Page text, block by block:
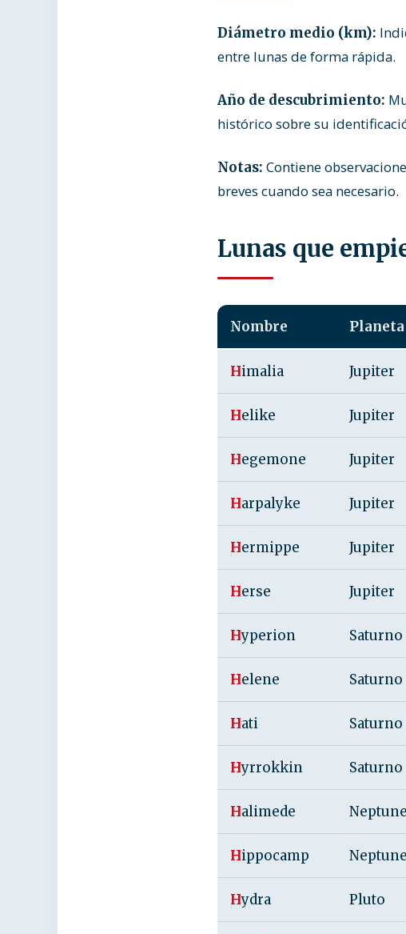
Diámetro medio (km):
entre lunas de forma rápida.
Año de descubrimiento:
histórico sobre su
Notas: Contiene
breves cuando sea necesario.
Lunas que
Nombre Planeta
Himalia Jupiter
Helike Jupiter
Hegemone Jupiter
Harpalyke Jupiter
Hermippe Jupiter
Herse Jupiter
Hyperion Saturno
Helene Saturno
Hati Saturno
Hyrrokkin Saturno
Halimede Neptune
Hippocamp Neptune
Hydra Pluto